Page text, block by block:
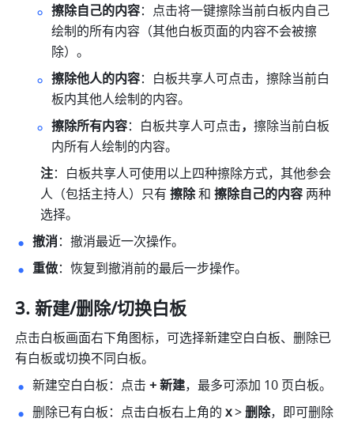
擦除自己的内容：点击将一键擦除当前白板内自己
绘制的所有内容（其他白板页面的内容不会被擦
除）。
擦除他人的内容：白板共享人可点击，擦除当前白
板内其他人绘制的内容。
擦除所有内容：白板共享人可点击，擦除当前白板
内所有人绘制的内容。
注：白板共享人可使用以上四种擦除方式，其他参会
人（包括主持人）只有 擦除 和 擦除自己的内容 两种
选择。
撤消：撤消最近一次操作。
重做：恢复到撤消前的最后一步操作。
新建/删除/切换白板
点击白板画面右下角图标，可选择新建空白白板、删除已
有白板或切换不同白板。
新建空白白板：点击 + 新建，最多可添加 10 页白板。
删除已有白板：点击白板右上角的 x > 删除，即可删除